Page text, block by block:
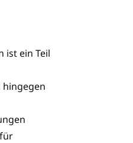
ist ein Teil
hingegen